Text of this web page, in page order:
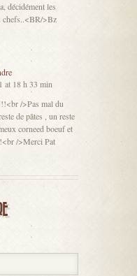
décidément les
chefs..<BR/>Bz
at 18 h 33 min
/>Pas mal du
de pâtes , un reste
corneed boeuf et
/>Merci Pat